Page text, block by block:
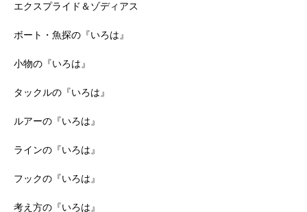
エクスプライド＆ゾディアス
ボート・魚探の『いろは』
小物の『いろは』
タックルの『いろは』
ルアーの『いろは』
ラインの『いろは』
フックの『いろは』
考え方の『いろは』